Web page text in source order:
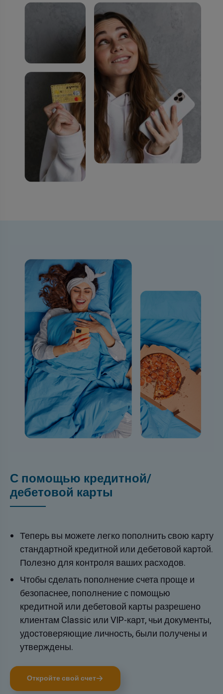
С помощью кредитной/
дебетовой карты
Теперь вы можете легко пополнить свою карту
стандартной кредитной или дебетовой картой.
Полезно для контроля ваших расходов.
Чтобы сделать пополнение счета проще и
безопаснее, пополнение с помощью
кредитной или дебетовой карты разрешено
клиентам Classic или VIP-карт, чьи документы,
удостоверяющие личность, были получены и
утверждены.
Откройте свой счет